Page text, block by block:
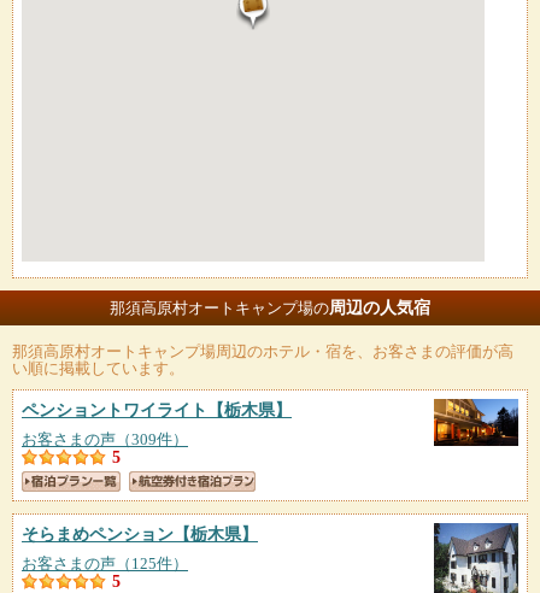
那須高原村オートキャンプ場の周辺の人気宿
那須高原村オートキャンプ場周辺のホテル・宿を、お客さまの評価が高
い順に掲載しています。
ペンショントワイライト 【栃木県】
お客さまの声（309件）
5
そらまめペンション 【栃木県】
お客さまの声（125件）
5